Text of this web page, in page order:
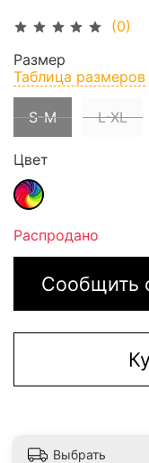
(0)
Сообщить
Размер
Таблица размеров
S-M L-XL
Цвет
Распродано
Выбрать